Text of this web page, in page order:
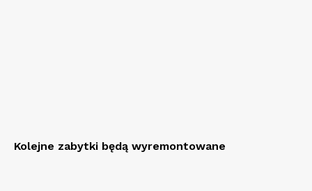
Kolejne zabytki będą wyremontowane